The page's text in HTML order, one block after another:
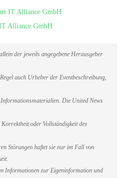
IT Alliance GmbH
Alliance GmbH
der jeweils angegebene Herausgeber
auch Urheber der Eventbeschreibung,
Die United News
oder Vollständigkeit des
Störungen haftet sie nur im Fall von
Informationen zur Eigeninformation und